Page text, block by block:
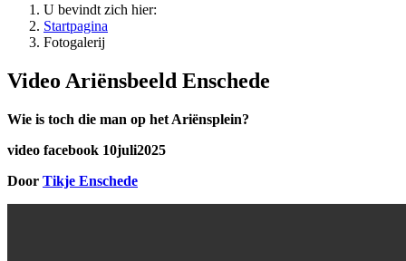
U bevindt zich hier:
Startpagina
Fotogalerij
Video Ariënsbeeld Enschede
Wie is toch die man op het Ariënsplein?
video facebook 10juli2025
Door Tikje Enschede